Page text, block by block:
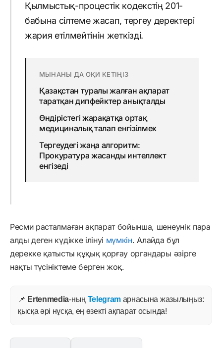
Қылмыстық-процестік кодекстің 201-
бабына сілтеме жасап, тергеу деректері
жария етілмейтінін жеткізді.
МЫНАНЫ ДА ОҚИ КЕТІҢІЗ
Қазақстан туралы жалған ақпарат
таратқан дипфейктер анықталды
Өндірістегі жарақатқа ортақ
медициналық талап енгізілмек
Тергеудегі жаңа алгоритм:
Прокуратура жасанды интеллект
енгізеді
Ресми расталмаған ақпарат бойынша, шенеунік пара
алды деген күдікке ілінуі мүмкін. Алайда бұл
дерекке қатысты құқық қорғау органдары әзірге
нақты түсініктеме берген жоқ.
📌 Ertenmedia-ның Telegram арнасына жазылыңыз:
қысқа әрі нұсқа, ең өзекті ақпарат осында!